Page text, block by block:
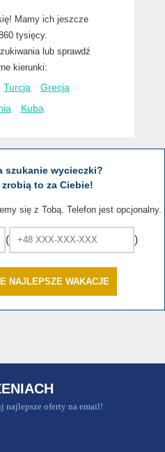
Mamy ich jeszcze
tysięcy.
lub sprawdź
kierunki:
Turcja Grecja
Kuba
szukanie wycieczki?
to za Ciebie!
się z Tobą. Telefon jest opcjonalny.
( )
NAJLEPSZE WAKACJE
najlepsze oferty na email!